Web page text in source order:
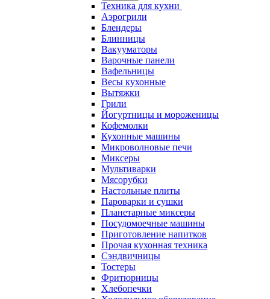
Техника для кухни
Аэрогрили
Блендеры
Блинницы
Вакууматоры
Варочные панели
Вафельницы
Весы кухонные
Вытяжки
Грили
Йогуртницы и мороженицы
Кофемолки
Кухонные машины
Микроволновые печи
Миксеры
Мультиварки
Мясорубки
Настольные плиты
Пароварки и сушки
Планетарные миксеры
Посудомоечные машины
Приготовление напитков
Прочая кухонная техника
Сэндвичницы
Тостеры
Фритюрницы
Хлебопечки